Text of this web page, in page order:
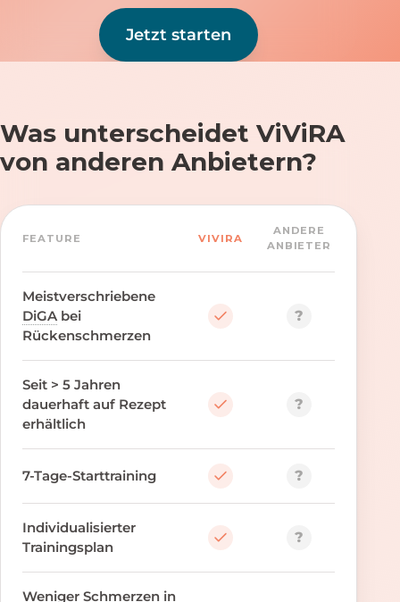
Jetzt starten
Was unterscheidet ViViRA
von anderen Anbietern?
FEATURE VIVIRA
ANDERE
ANBIETER
Meistverschriebene
DiGA bei
Rückenschmerzen
?
Seit > 5 Jahren
dauerhaft auf Rezept
erhältlich
?
7-Tage-Starttraining ?
Individualisierter
Trainingsplan
?
Weniger Schmerzen in